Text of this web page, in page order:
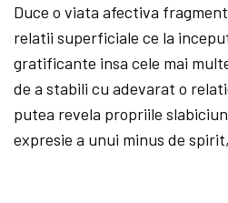
Duce o viata afectiva
relatii superficiale ce la
gratificante insa cele mai
de a stabili cu adevarat o
putea revela propriile
expresie a unui minus de